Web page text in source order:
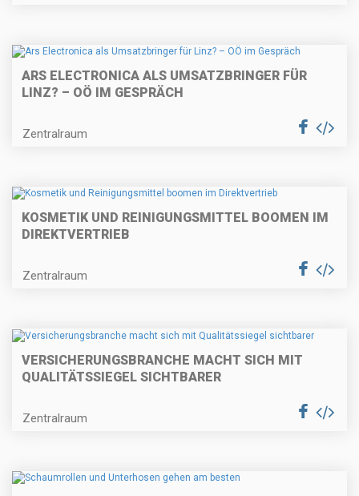
ARS ELECTRONICA ALS UMSATZBRINGER FÜR
LINZ? – OÖ IM GESPRÄCH
Zentralraum
KOSMETIK UND REINIGUNGSMITTEL BOOMEN IM
DIREKTVERTRIEB
Zentralraum
VERSICHERUNGSBRANCHE MACHT SICH MIT
QUALITÄTSSIEGEL SICHTBARER
Zentralraum